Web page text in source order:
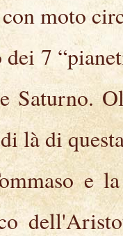
moto
7
Saturno.
là di
e